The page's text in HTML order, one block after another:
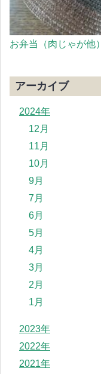
お弁当（肉じゃが他）
アーカイブ
2024年
12月
11月
10月
9月
7月
6月
5月
4月
3月
2月
1月
2023年
2022年
2021年